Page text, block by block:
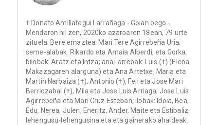
† Donato Amillategui Larrañaga - Goian bego -
Mendaron hil zen, 2020ko azaroaren 18ean, 79 urte
zituela. Bere emaztea: Mari Tere Agirrebeña Uria;
seme-alabak: Rikardo eta Amaia Alberdi, eta Gorka;
bilobak: Aratz eta Intza; anai-arrebak: Luis (†) (Elena
Makazagaren alarguna) eta Ana Artetxe, Maria eta
Martin Narbaiza (†), Antonio (†), Feli eta Jose Mari
Berriozabal (†), Mila eta Jose Luis Arriaga; Jose Luis
Agirrebeña eta Mari Cruz Esteban; ilobak: Idoia, Bea,
Edu, Nerea, Julen, Eneritz, Ander, Maite eta Estibaliz;
lehengusu-lehengusina eta eta gainerako ahaideak.